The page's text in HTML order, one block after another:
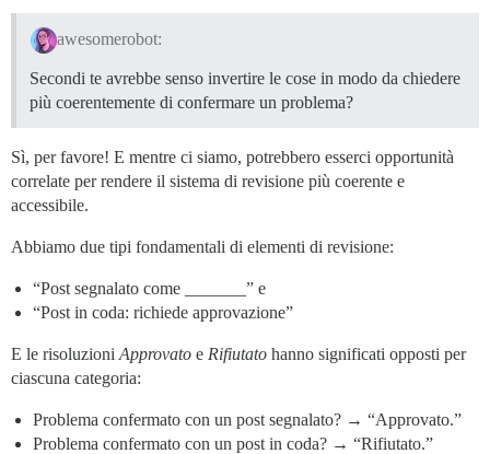
awesomerobot:
Secondi te avrebbe senso invertire le cose in modo da chiedere
più coerentemente di confermare un problema?
Sì, per favore! E mentre ci siamo, potrebbero esserci opportunità
correlate per rendere il sistema di revisione più coerente e
accessibile.
Abbiamo due tipi fondamentali di elementi di revisione:
“Post segnalato come _______” e
“Post in coda: richiede approvazione”
E le risoluzioni Approvato e Rifiutato hanno significati opposti per
ciascuna categoria:
Problema confermato con un post segnalato? → “Approvato.”
Problema confermato con un post in coda? → “Rifiutato.”